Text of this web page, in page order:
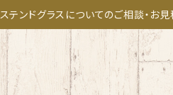
ステンドグラスについてのご相談・お